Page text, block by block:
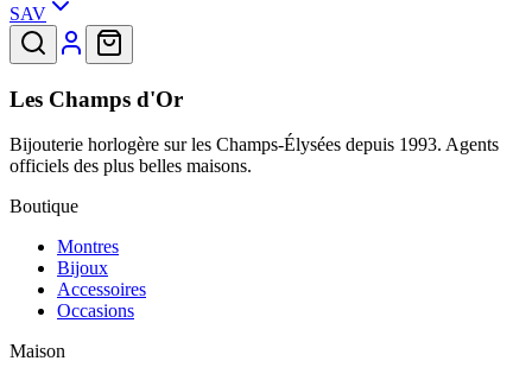
SAV
Les Champs d'Or
Bijouterie horlogère sur les Champs-Élysées depuis 1993. Agents
officiels des plus belles maisons.
Boutique
Montres
Bijoux
Accessoires
Occasions
Maison